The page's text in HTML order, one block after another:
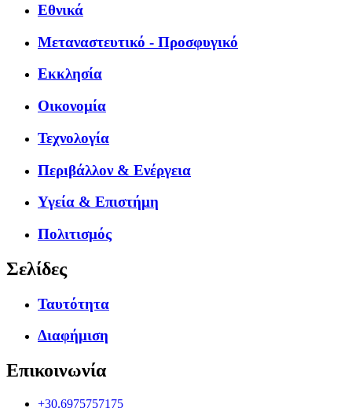
Εθνικά
Μεταναστευτικό - Προσφυγικό
Εκκλησία
Οικονομία
Τεχνολογία
Περιβάλλον & Ενέργεια
Υγεία & Επιστήμη
Πολιτισμός
Σελίδες
Ταυτότητα
Διαφήμιση
Επικοινωνία
+30.6975757175